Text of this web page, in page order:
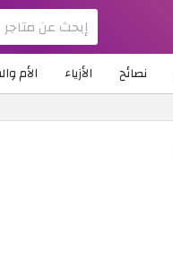
نصائح الأزياء الأم